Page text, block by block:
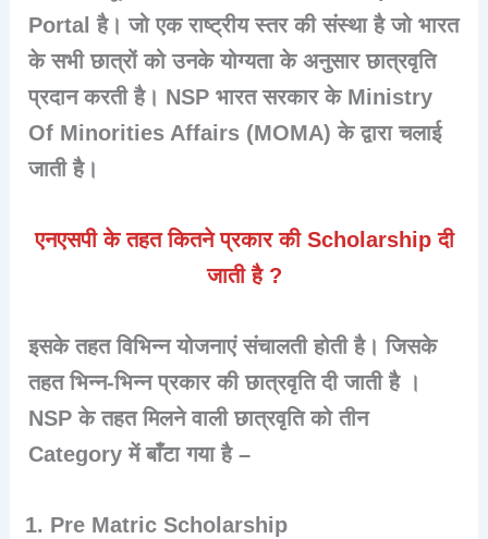
Portal है। जो एक राष्ट्रीय स्तर की संस्था है जो भारत
के सभी छात्रों को उनके योग्यता के अनुसार छात्रवृति
प्रदान करती है। NSP भारत सरकार के Ministry
Of Minorities Affairs (MOMA) के द्वारा चलाई
जाती है।
एनएसपी के तहत कितने प्रकार की Scholarship दी
जाती है ?
इसके तहत विभिन्न योजनाएं संचालती होती है। जिसके
तहत भिन्न-भिन्न प्रकार की छात्रवृति दी जाती है ।
NSP के तहत मिलने वाली छात्रवृति को तीन
Category में बाँटा गया है –
Pre Matric Scholarship